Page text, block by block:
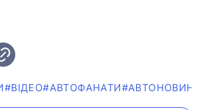
#ВІДЕО#АВТОФАНАТИ#АВТОНОВИНКА